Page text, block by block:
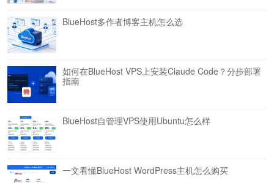
BlueHost多作者博客主机怎么选
如何在BlueHost VPS上安装Claude Code？分步部署
指南
BlueHost自管理VPS使用Ubuntu怎么样
一文看懂BlueHost WordPress主机怎么购买